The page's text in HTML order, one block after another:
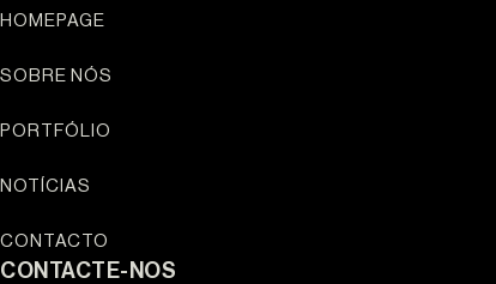
HOMEPAGE
SOBRE NÓS
PORTFÓLIO
NOTÍCIAS
CONTACTO
CONTACTE-NOS